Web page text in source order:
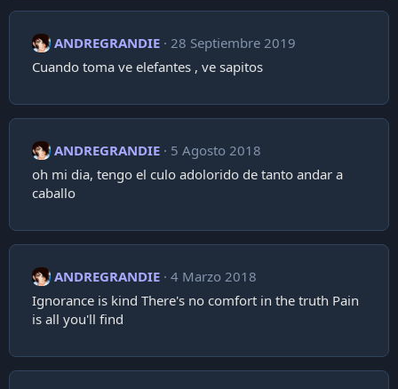
ANDREGRANDIE 28 Septiembre 2019
Cuando toma ve elefantes , ve sapitos
ANDREGRANDIE
5 Agosto 2018
oh mi dia, tengo el culo adolorido de tanto andar a
caballo
ANDREGRANDIE 4 Marzo 2018
Ignorance is kind There's no comfort in the truth Pain
is all you'll find